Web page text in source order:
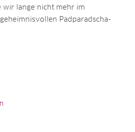
wir lange nicht mehr im
Padparadscha-